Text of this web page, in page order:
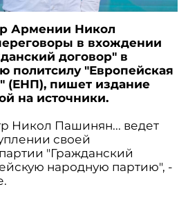
Армении Никол
в вхождении
договор" в
политсилу "Европейская
(ЕНП), пишет издание
на источники.
Никол Пашинян... ведет
своей
"Гражданский
народную партию", -